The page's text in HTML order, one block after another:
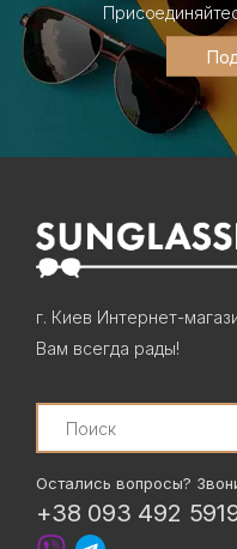
г. Киев Интернет-
Вам всегда рады!
Search
Остались вопросы?
+38 093 492